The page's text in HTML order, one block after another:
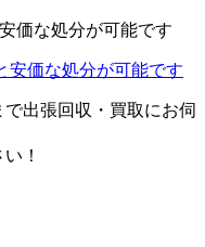
価な処分が可能です
出張回収・買取にお伺
！